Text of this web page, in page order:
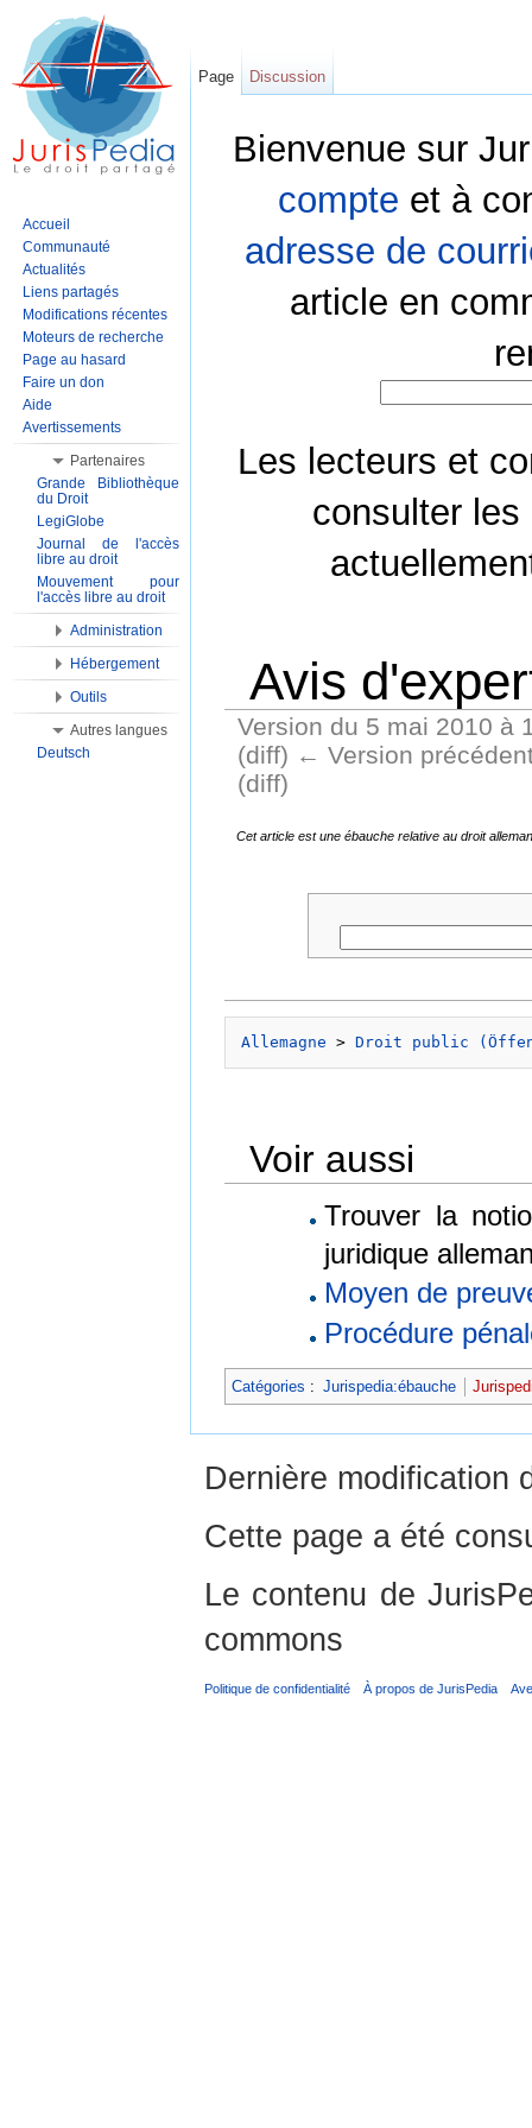
Bienvenue sur
compte et à
adresse de
article en
Les lecteurs et
consulter les
Avis
Version du 5 mai 2010 à
(diff) ← Version
(diff)
Cet article est une ébauche relative au droit
Allemagne > Droit public
Voir aussi
Trouver la
juridique
Moyen de
Procédure
Catégories : Jurispedia:ébauche
Page Discussion
Accueil
Communauté
Actualités
Liens partagés
Modifications récentes
Moteurs de recherche
Page au hasard
Faire un don
Aide
Avertissements
Partenaires
Grande Bibliothèque
du Droit
LegiGlobe
Journal de l'accès
libre au droit
Mouvement pour
l'accès libre au droit
Administration
Hébergement
Outils
Autres langues
Deutsch
Dernière modification
Cette page a été
Le contenu de
commons
Politique de confidentialité À propos de JurisPedia